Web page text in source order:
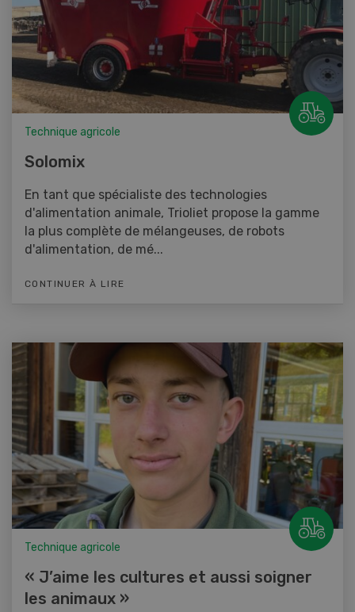
Technique agricole
Solomix
En tant que spécialiste des technologies
d'alimentation animale, Trioliet propose la gamme
la plus complète de mélangeuses, de robots
d'alimentation, de mé...
CONTINUER À LIRE
Technique agricole
« J’aime les cultures et aussi soigner
les animaux »